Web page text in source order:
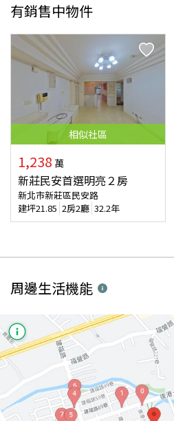
有銷售中物件
相似社區
1,238 萬
新莊民安首選明亮２房
新北市新莊區民安路
建坪21.85 2房2廳 32.2年
周邊生活機能